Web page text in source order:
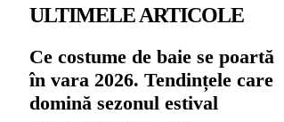
ULTIMELE ARTICOLE
Ce costume de baie se poartă
în vara 2026. Tendințele care
domină sezonul estival